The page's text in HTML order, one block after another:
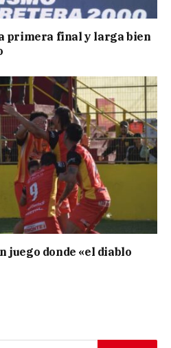
primera final y larga bien
juego donde «el diablo